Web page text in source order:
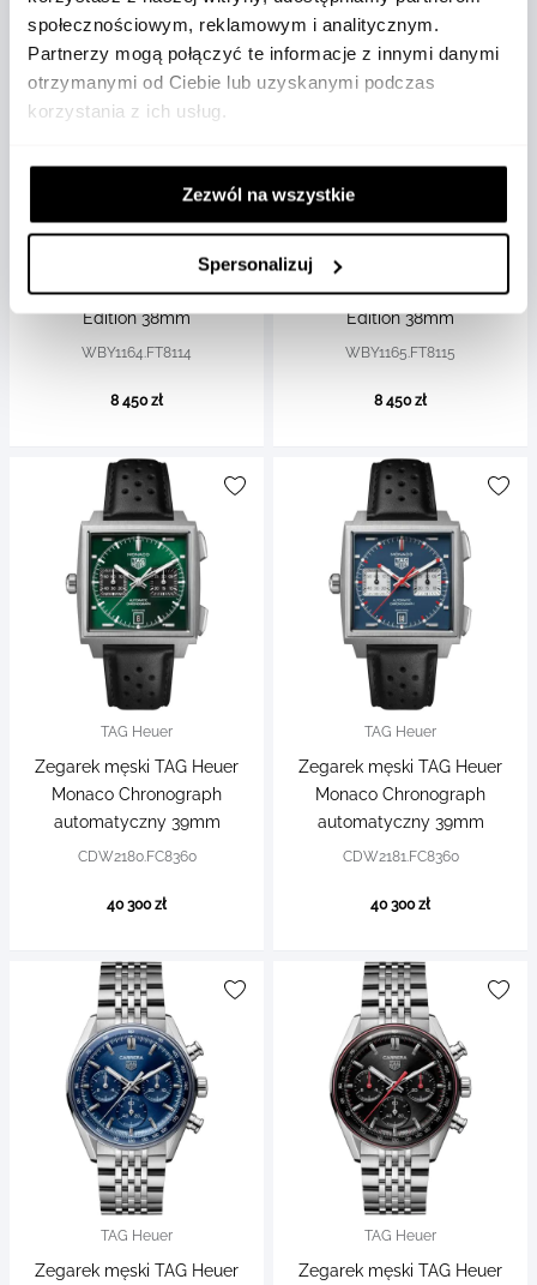
społecznościowym, reklamowym i analitycznym.
Partnerzy mogą połączyć te informacje z innymi danymi
otrzymanymi od Ciebie lub uzyskanymi podczas
korzystania z ich usług.
Zezwól na wszystkie
Spersonalizuj
TAG Heuer
Zegarek TAG Heuer Formula 1
Solargraph kwarcowy Limited
Edition 38mm
WBY1164.FT8114
8 450 zł
TAG Heuer
Zegarek TAG Heuer Formula 1
Solargraph kwarcowy Limited
Edition 38mm
WBY1165.FT8115
8 450 zł
TAG Heuer
Zegarek męski TAG Heuer
Monaco Chronograph
automatyczny 39mm
CDW2180.FC8360
40 300 zł
TAG Heuer
Zegarek męski TAG Heuer
Monaco Chronograph
automatyczny 39mm
CDW2181.FC8360
40 300 zł
TAG Heuer
Zegarek męski TAG Heuer
TAG Heuer
Zegarek męski TAG Heuer